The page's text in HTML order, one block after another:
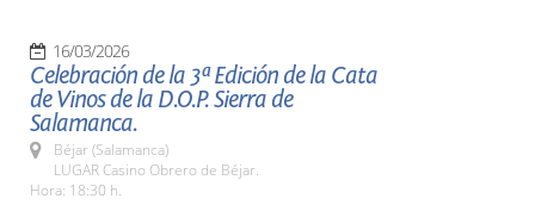
16/03/2026
Celebración de la 3ª Edición de la Cata
de Vinos de la D.O.P. Sierra de
Salamanca.
Béjar (Salamanca)
LUGAR Casino Obrero de Béjar.
Hora: 18:30 h.